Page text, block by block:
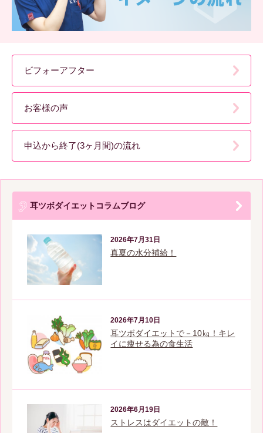
ビフォーアフター
お客様の声
申込から終了(3ヶ月間)の流れ
耳ツボダイエットコラムブログ
2026年7月31日
真夏の水分補給！
2026年7月10日
耳ツボダイエットで－10㎏！キレ
イに痩せる為の食生活
2026年6月19日
ストレスはダイエットの敵！